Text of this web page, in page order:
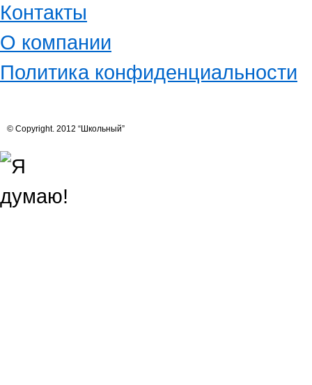
Контакты
О компании
Политика конфиденциальности
© Copyright. 2012 “Школьный”